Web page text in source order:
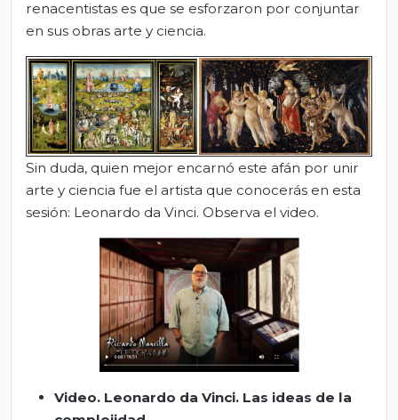
renacentistas es que se esforzaron por conjuntar
en sus obras arte y ciencia.
Sin duda, quien mejor encarnó este afán por unir
arte y ciencia fue el artista que conocerás en esta
sesión: Leonardo da Vinci. Observa el video.
Video. Leonardo da Vinci. Las ideas de la